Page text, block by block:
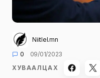
Niitlel.mn
0
09/01/2023
ХУВААЛЦАХ